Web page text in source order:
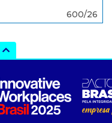
600/26